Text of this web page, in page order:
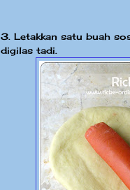
3. Letakkan satu buah
digilas tadi.